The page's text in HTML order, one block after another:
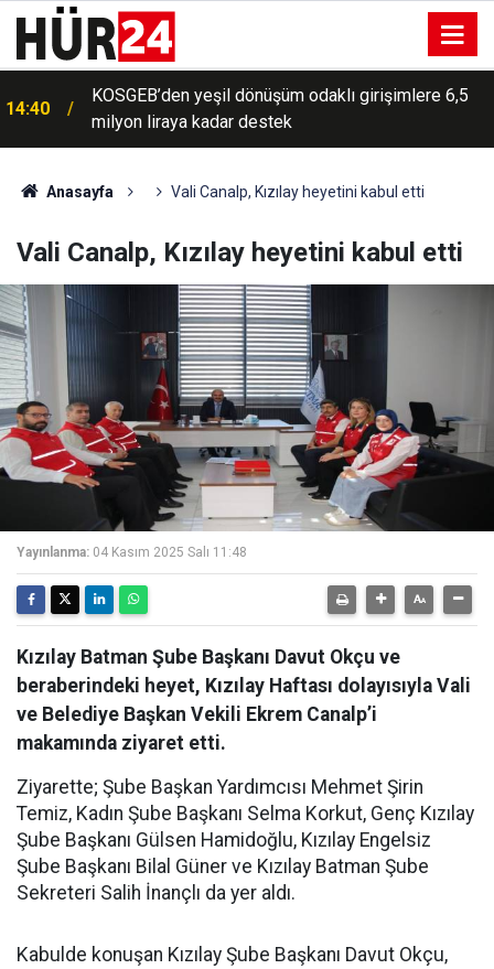
14:40
KOSGEB’den yeşil dönüşüm odaklı girişimlere 6,5
milyon liraya kadar destek
Anasayfa Vali Canalp, Kızılay heyetini kabul etti
Vali Canalp, Kızılay heyetini kabul etti
Yayınlanma: 04 Kasım 2025 Salı 11:48
Kızılay Batman Şube Başkanı Davut Okçu ve
beraberindeki heyet, Kızılay Haftası dolayısıyla Vali
ve Belediye Başkan Vekili Ekrem Canalp’i
makamında ziyaret etti.
Ziyarette; Şube Başkan Yardımcısı Mehmet Şirin
Temiz, Kadın Şube Başkanı Selma Korkut, Genç Kızılay
Şube Başkanı Gülsen Hamidoğlu, Kızılay Engelsiz
Şube Başkanı Bilal Güner ve Kızılay Batman Şube
Sekreteri Salih İnançlı da yer aldı.
Kabulde konuşan Kızılay Şube Başkanı Davut Okçu,